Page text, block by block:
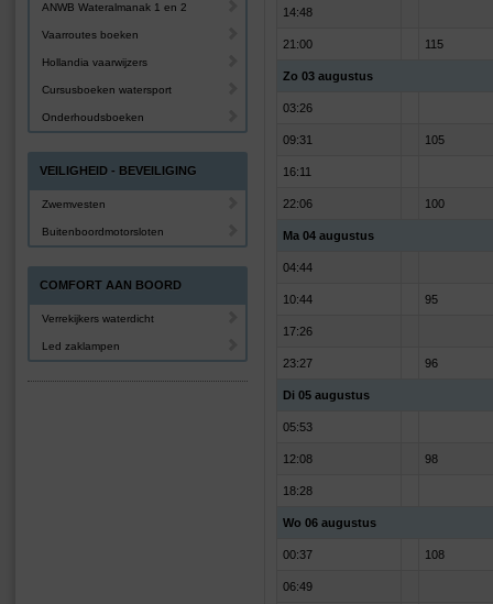
14:48
21:00 115
Zo 03 augustus
03:26
09:31 105
16:11
22:06 100
Ma 04 augustus
04:44
10:44 95
17:26
23:27 96
Di 05 augustus
05:53
12:08 98
18:28
Wo 06 augustus
00:37 108
06:49
ANWB Wateralmanak 1 en 2
Vaarroutes boeken
Hollandia vaarwijzers
Cursusboeken watersport
Onderhoudsboeken
VEILIGHEID - BEVEILIGING
Zwemvesten
Buitenboordmotorsloten
COMFORT AAN BOORD
Verrekijkers waterdicht
Led zaklampen